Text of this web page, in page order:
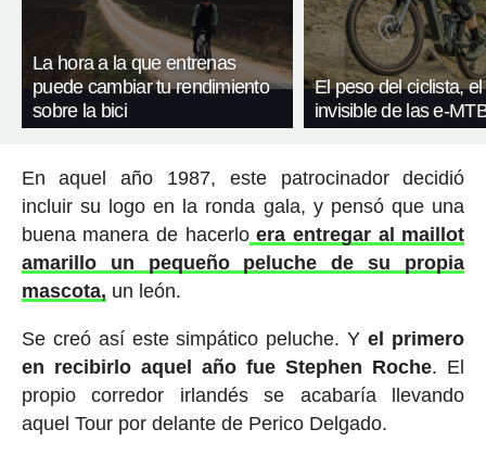
La hora a la que entrenas
puede cambiar tu rendimiento
sobre la bici
El peso del ciclista,
invisible de las e-
En aquel año 1987, este patrocinador decidió
incluir su logo en la ronda gala, y pensó que una
buena manera de hacerloera entregar al maillot
amarillo un pequeño peluche de su propia
mascota, un león.
Se creó así este simpático peluche. Yel primero
en recibirlo aquel año fue Stephen Roche. El
propio corredor irlandés se acabaría llevando
aquel Tour por delante de Perico Delgado.